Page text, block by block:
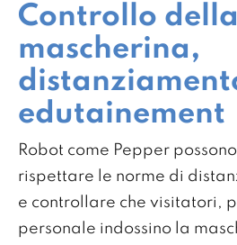
Controllo della
mascherina,
edutainement
Robot come Pepper
rispettare le norme di
e controllare che visitatori,
personale indossino la